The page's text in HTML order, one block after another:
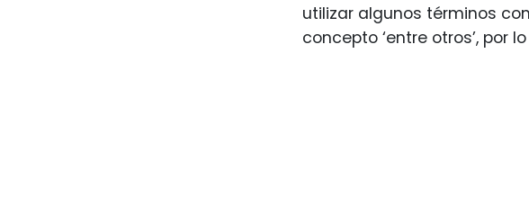
utilizar algunos términos
concepto ‘entre otros’, por